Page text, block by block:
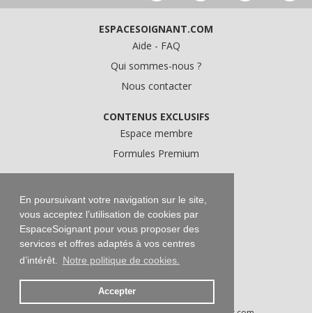
En poursuivant votre navigation sur le site,
vous acceptez l’utilisation de cookies par
EspaceSoignant pour vous proposer des
services et offres adaptés à vos centres
d’intérêt.
Notre politique de cookies.
Accepter
ESPACESOIGNANT.COM
Aide - FAQ
Qui sommes-nous ?
Nous contacter
CONTENUS EXCLUSIFS
Espace membre
Formules Premium
Conditions Générales d'Utilisation
Données personnelles
Conditions Générales de Vente
Mentions légales